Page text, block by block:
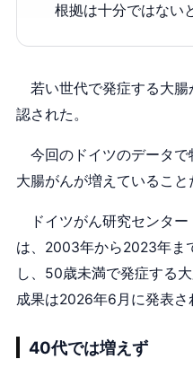
根拠は十分ではない
若い世代で発症する大腸
認された。
今回のドイツのデータ
大腸がんが増えていること
ドイツがん研究センター
は、2003年から2023年ま
し、50歳未満で発症する
成果は2026年6月に発表さ
40代では増えず